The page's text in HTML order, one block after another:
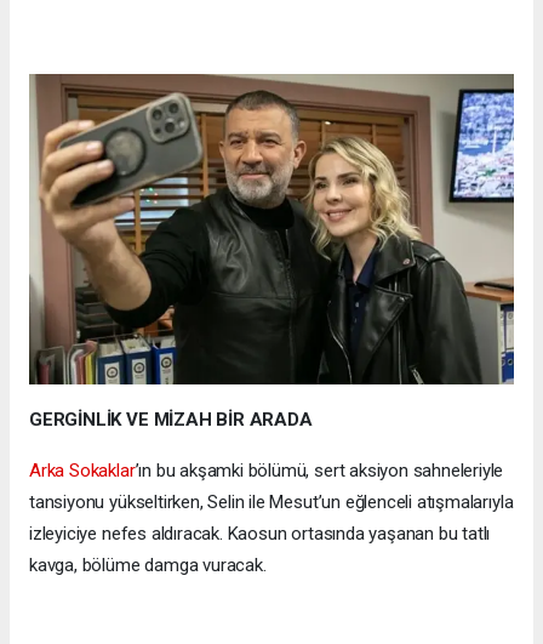
GERGİNLİK VE MİZAH BİR ARADA
Arka Sokaklar’ın bu akşamki bölümü, sert aksiyon sahneleriyle
tansiyonu yükseltirken, Selin ile Mesut’un eğlenceli atışmalarıyla
izleyiciye nefes aldıracak. Kaosun ortasında yaşanan bu tatlı
kavga, bölüme damga vuracak.